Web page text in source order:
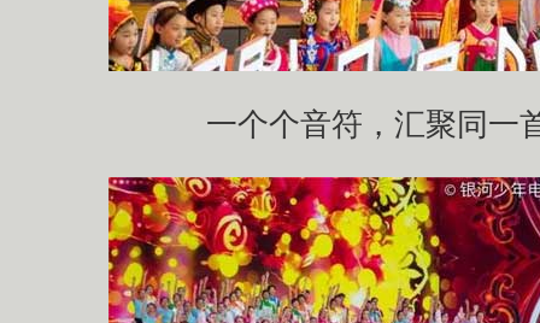
一个个音符，汇聚同一